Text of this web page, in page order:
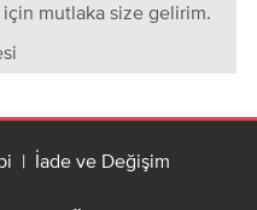
için mutlaka size gelirim.
| İade ve Değişim